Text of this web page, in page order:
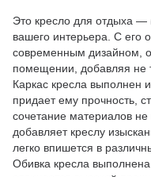
Это кресло для отдыха
вашего интерьера. С его
современным дизайном,
помещении, добавляя не
Каркас кресла выполнен
придает ему прочность,
сочетание материалов не
добавляет креслу
легко впишется в
Обивка кресла выполнена